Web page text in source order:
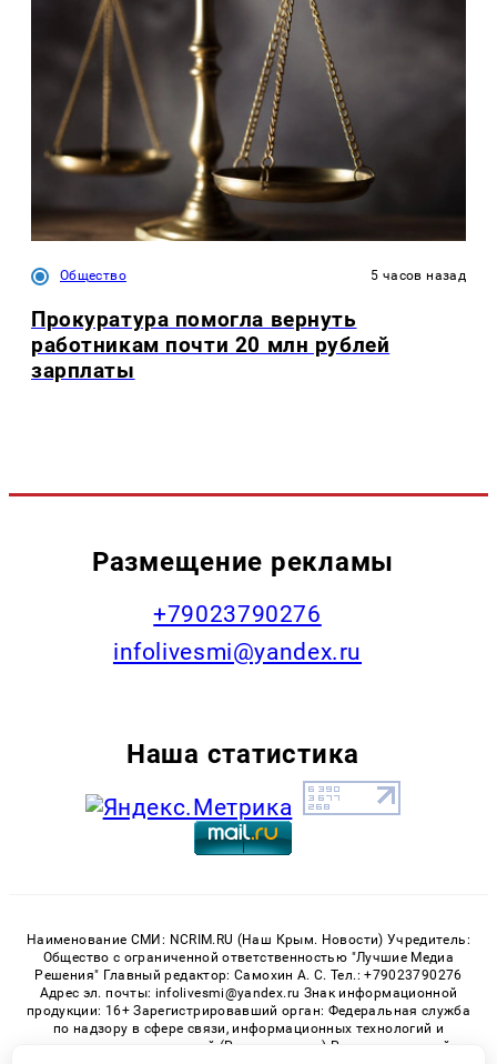
Общество 5 часов назад
Прокуратура помогла вернуть
работникам почти 20 млн рублей
зарплаты
Размещение рекламы
+79023790276
infolivesmi@yandex.ru
Наша статистика
Наименование СМИ: NCRIM.RU (Наш Крым. Новости) Учредитель:
Общество с ограниченной ответственностью "Лучшие Медиа
Решения" Главный редактор: Самохин А. С. Тел.: +79023790276
Адрес эл. почты: infolivesmi@yandex.ru Знак информационной
продукции: 16+ Зарегистрировавший орган: Федеральная служба
по надзору в сфере связи, информационных технологий и
массовых коммуникаций (Роскомнадзор) Регистрационный